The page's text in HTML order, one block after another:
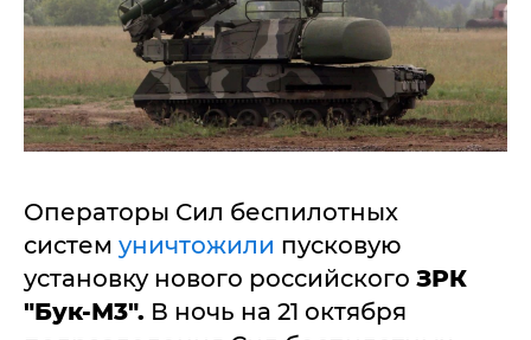
Операторы Сил беспилотных
систем уничтожили пусковую
установку нового российского ЗРК
"Бук-М3". В ночь на 21 октября